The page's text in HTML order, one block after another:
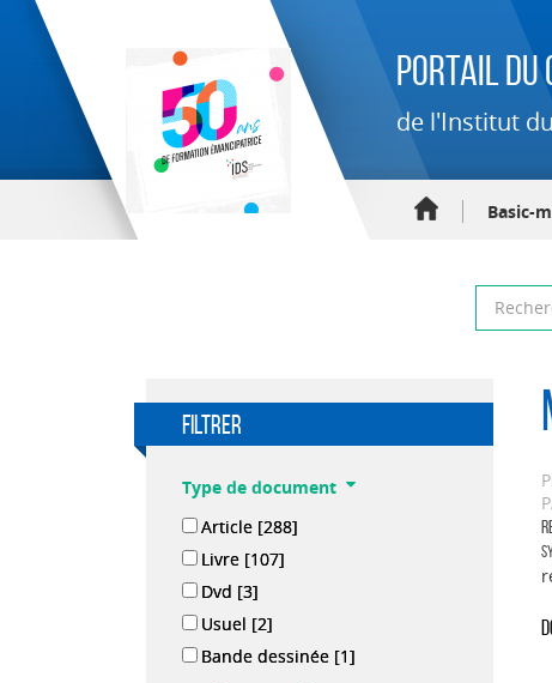
Portail du
de l'Institut
Basic-
filtrer
Type de document
Article [288]
Livre [107]
Dvd [3]
Usuel [2]
Bande dessinée [1]